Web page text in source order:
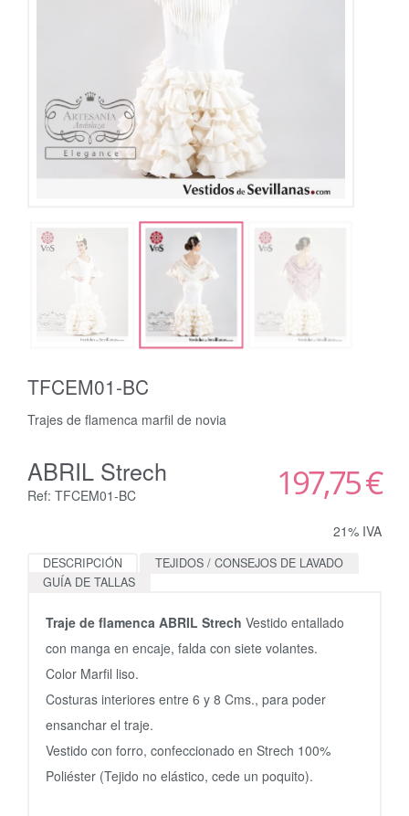
TFCEM01-BC
Trajes de flamenca marfil de novia
ABRIL Strech
Ref: TFCEM01-BC 197,75 €
21% IVA
DESCRIPCIÓN
TEJIDOS / CONSEJOS DE LAVADO
GUÍA DE TALLAS
Traje de flamenca ABRIL Strech Vestido entallado
con manga en encaje, falda con siete volantes.
Color Marfil liso.
Costuras interiores entre 6 y 8 Cms., para poder
ensanchar el traje.
Vestido con forro, confeccionado en Strech 100%
Poliéster (Tejido no elástico, cede un poquito).